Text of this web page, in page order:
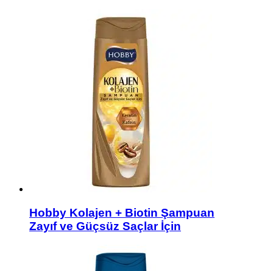
Hobby Kolajen + Biotin Şampuan
Zayıf ve Güçsüz Saçlar İçin